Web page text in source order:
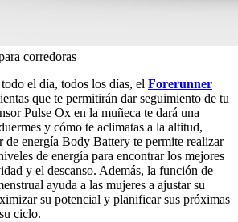
corredoras
el día, todos los días, el Forerunner
que te permitirán dar seguimiento de tu
Pulse Ox en la muñeca te dará una
y cómo te aclimatas a la altitud,
de energía Body Battery te permite realizar
de energía para encontrar los mejores
y el descanso. Además, la función de
ayuda a las mujeres a ajustar su
su potencial y planificar sus próximas
ciclo.